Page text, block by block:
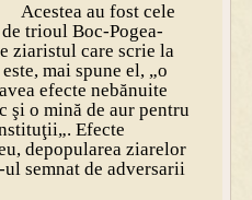
Acestea au fost cele
trioul Boc-Pogea-
ziaristul care scrie la
mai spune el, „o
efecte nebănuite
şi o mină de aur pentru
„. Efecte
depopularea ziarelor
semnat de adversarii